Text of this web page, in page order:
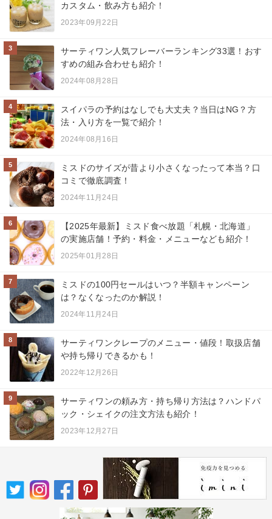
カスタム・飲み方も紹介！
2023年09月22日
3
サーティワン人気フレーバーランキング33選！おす
すめの組み合わせも紹介！
2024年08月28日
4
スイパラの予約はなしでも大丈夫？当日はNG？方
法・入り方を一覧で紹介！
2024年08月16日
5
ミスドのサイズが昔より小さくなったって本当？口
コミで徹底調査！
2024年11月24日
6
【2025年最新】ミスド食べ放題「札幌・北海道」
の実施店舗！予約・料金・メニューなども紹介！
2025年01月28日
7
ミスドの100円セールはいつ？半額キャンペーン
は？なくなったのか解説！
2024年11月24日
8
サーティワンクレープのメニュー・値段！取扱店舗
や持ち帰りできるかも！
2022年12月26日
9
サーティワンの頼み方・持ち帰り方法は？ハンドパ
ック・シェイクの注文方法も紹介！
2023年12月27日